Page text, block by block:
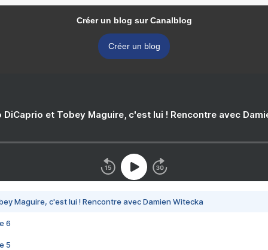
Créer un blog sur Canalblog
Créer un blog
DiCaprio et Tobey Maguire, c'est lui ! Rencontre avec
Maguire, c'est lui ! Rencontre avec Damien Witecka
6
5